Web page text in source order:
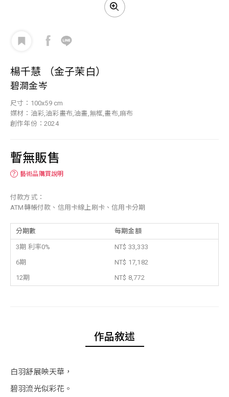
楊千慧 （金子茉白）
碧澗金岑
尺寸：100x59 cm
媒材：油彩,油彩畫布,油畫,無框,畫布,麻布
創作年份：2024
暫無販售
？ 藝術品購買說明
付款方式：
ATM轉帳付款、信用卡線上刷卡、信用卡分期
分期數 每期金額
3期 利率0%
NT$ 33,333
6期
NT$ 17,182
12期
NT$ 8,772
作品敘述
白羽舒展映天華，
碧羽流光似彩花。